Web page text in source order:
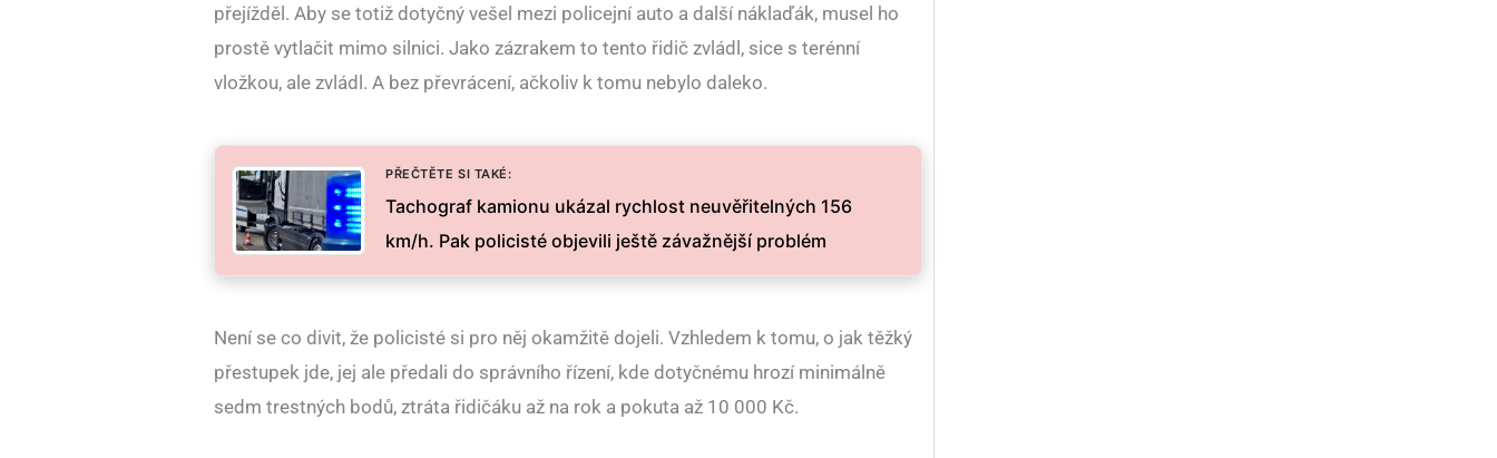
přejížděl. Aby se totiž dotyčný vešel mezi policejní auto a další náklaďák, musel ho
prostě vytlačit mimo silnici. Jako zázrakem to tento řidič zvládl, sice s terénní
vložkou, ale zvládl. A bez převrácení, ačkoliv k tomu nebylo daleko.
PŘEČTĚTE SI TAKÉ:
Tachograf kamionu ukázal rychlost neuvěřitelných 156
km/h. Pak policisté objevili ještě závažnější problém
Není se co divit, že policisté si pro něj okamžitě dojeli. Vzhledem k tomu, o jak těžký
přestupek jde, jej ale předali do správního řízení, kde dotyčnému hrozí minimálně
sedm trestných bodů, ztráta řidičáku až na rok a pokuta až 10 000 Kč.